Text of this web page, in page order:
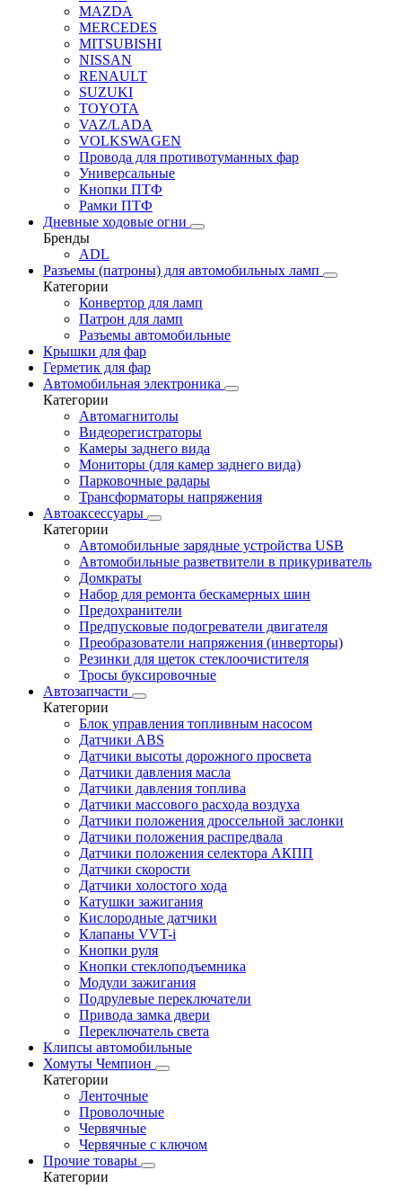
MAZDA
MERCEDES
MITSUBISHI
NISSAN
RENAULT
SUZUKI
TOYOTA
VAZ/LADA
VOLKSWAGEN
Провода для противотуманных фар
Универсальные
Кнопки ПТФ
Рамки ПТФ
Дневные ходовые огни
Бренды
ADL
Разъемы (патроны) для автомобильных ламп
Категории
Конвертор для ламп
Патрон для ламп
Разъемы автомобильные
Крышки для фар
Герметик для фар
Автомобильная электроника
Категории
Автомагнитолы
Видеорегистраторы
Камеры заднего вида
Мониторы (для камер заднего вида)
Парковочные радары
Трансформаторы напряжения
Автоаксессуары
Категории
Автомобильные зарядные устройства USB
Автомобильные разветвители в прикуриватель
Домкраты
Набор для ремонта бескамерных шин
Предохранители
Предпусковые подогреватели двигателя
Преобразователи напряжения (инверторы)
Резинки для щеток стеклоочистителя
Тросы буксировочные
Автозапчасти
Категории
Блок управления топливным насосом
Датчики ABS
Датчики высоты дорожного просвета
Датчики давления масла
Датчики давления топлива
Датчики массового расхода воздуха
Датчики положения дроссельной заслонки
Датчики положения распредвала
Датчики положения селектора АКПП
Датчики скорости
Датчики холостого хода
Катушки зажигания
Кислородные датчики
Клапаны VVT-i
Кнопки руля
Кнопки стеклоподъемника
Модули зажигания
Подрулевые переключатели
Привода замка двери
Переключатель света
Клипсы автомобильные
Хомуты Чемпион
Категории
Ленточные
Проволочные
Червячные
Червячные с ключом
Прочие товары
Категории